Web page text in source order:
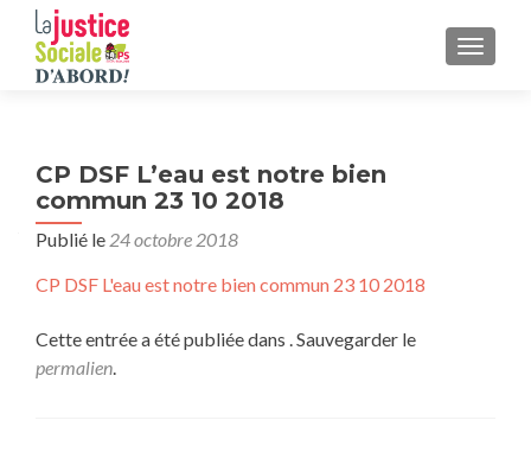
CP DSF L’eau est notre bien
commun 23 10 2018
Publié le 24 octobre 2018
CP DSF L'eau est notre bien commun 23 10 2018
Cette entrée a été publiée dans . Sauvegarder le
permalien.